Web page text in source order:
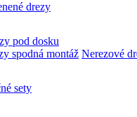
drezy
pod dosku
spodná montáž Nerezové
sety